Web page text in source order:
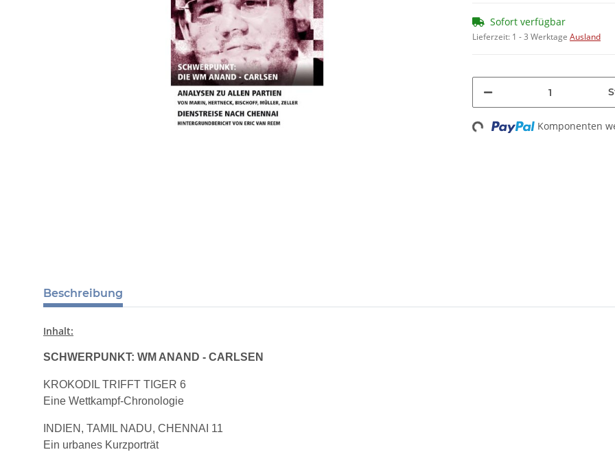
Sofort verfügbar
Lieferzeit: 1 - 3 Werktage Ausland
Loading... Komponenten
Beschreibung
Inhalt:
SCHWERPUNKT: WM ANAND - CARLSEN
KROKODIL TRIFFT TIGER 6
Eine Wettkampf-Chronologie
INDIEN, TAMIL NADU, CHENNAI 11
Ein urbanes Kurzporträt